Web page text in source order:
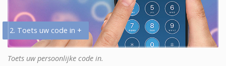
2. Toets uw code in +
Toets uw persoonlijke code in.